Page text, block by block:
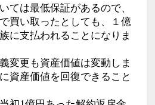
ては最低保証があるので、
買い取ったとしても、１億
に支払われることになりま
変更も資産価値は変動しま
資産価値を回復できること